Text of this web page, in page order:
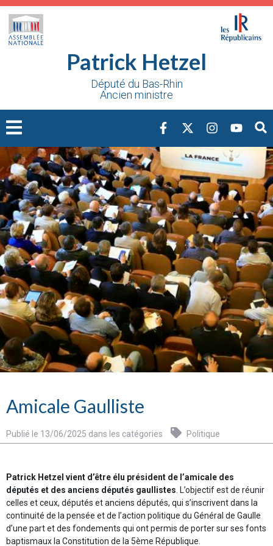
Patrick Hetzel
Député du Bas-Rhin
Ancien ministre
Amicale Gaulliste
Publié le 13/06/2025 dans les catégories Politique
Patrick Hetzel vient d’être élu président de l’amicale des
députés et des anciens députés gaullistes. L’objectif est de réunir
celles et ceux, députés et anciens députés, qui s’inscrivent dans la
continuité de la pensée et de l’action politique du Général de Gaulle
d’une part et des fondements qui ont permis de porter sur ses fonts
baptismaux la Constitution de la 5ème République.
Cookies management panel